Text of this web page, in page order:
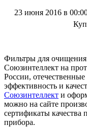
23 июня 2016 в
Фильтры для
Союзинтеллект на
России,
эффективность и
Союзинтеллект и
можно на сайте
сертификаты
прибора.